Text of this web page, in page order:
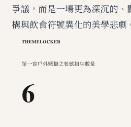
爭議，而是一場更為深沉的
構與飲食符號異化的美學悲劇